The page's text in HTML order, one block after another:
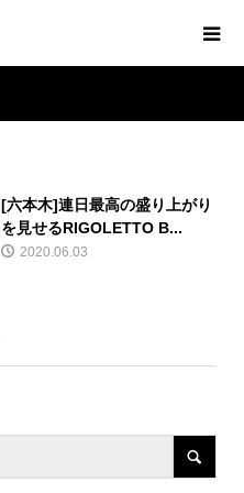
[六本木]連日最高の盛り上がり
を見せるRIGOLETTO B...
2020.06.03